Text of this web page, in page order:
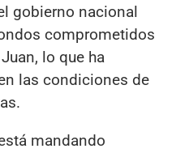
gobierno nacional
comprometidos
lo que ha
las condiciones de
mandando